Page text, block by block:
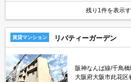
残り1件を表示
賃貸マンション リバティーガーデン
阪神なんば線/千鳥
大阪府大阪市此花区